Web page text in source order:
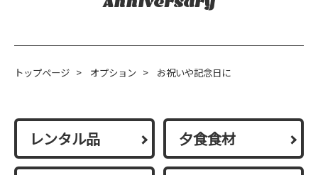
トップページ > オプション > お祝いや記念日に
レンタル品 夕食食材